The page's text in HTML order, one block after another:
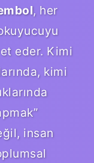
, her
eder. Kimi
kimi
insan